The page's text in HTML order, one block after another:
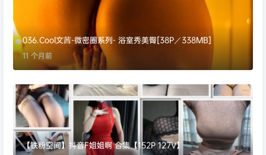
036.Cool文茜-微密圈系列- 浴室秀美臀[38P／338MB]
11 个月前
【铁粉空间】抖音F姐姐啊 合集【152P 127V】